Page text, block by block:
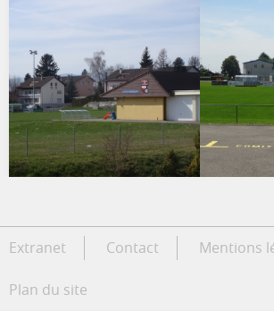
Extranet Contact Mentions
Plan du site